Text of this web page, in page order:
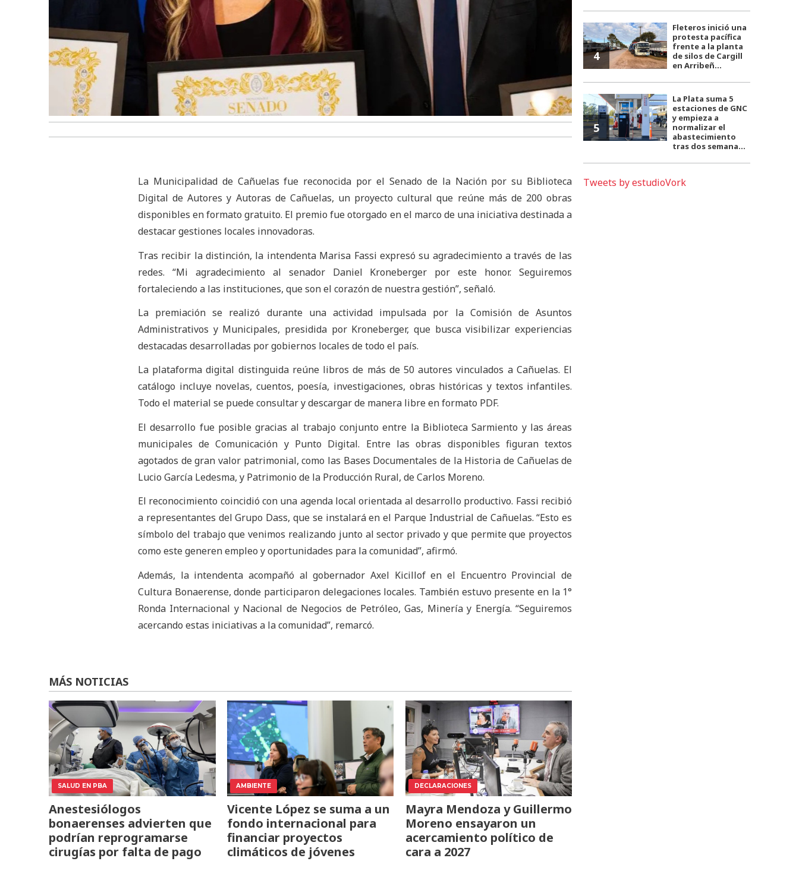
La Municipalidad de Cañuelas fue reconocida por el Senado de la Nación por su Biblioteca
Digital de Autores y Autoras de Cañuelas, un proyecto cultural que reúne más de 200 obras
disponibles en formato gratuito. El premio fue otorgado en el marco de una iniciativa destinada a
destacar gestiones locales innovadoras.
Tras recibir la distinción, la intendenta Marisa Fassi expresó su agradecimiento a través de las
redes. “Mi agradecimiento al senador Daniel Kroneberger por este honor. Seguiremos
fortaleciendo a las instituciones, que son el corazón de nuestra gestión”, señaló.
La premiación se realizó durante una actividad impulsada por la Comisión de Asuntos
Administrativos y Municipales, presidida por Kroneberger, que busca visibilizar experiencias
destacadas desarrolladas por gobiernos locales de todo el país.
La plataforma digital distinguida reúne libros de más de 50 autores vinculados a Cañuelas. El
catálogo incluye novelas, cuentos, poesía, investigaciones, obras históricas y textos infantiles.
Todo el material se puede consultar y descargar de manera libre en formato PDF.
El desarrollo fue posible gracias al trabajo conjunto entre la Biblioteca Sarmiento y las áreas
municipales de Comunicación y Punto Digital. Entre las obras disponibles figuran textos
agotados de gran valor patrimonial, como las Bases Documentales de la Historia de Cañuelas de
Lucio García Ledesma, y Patrimonio de la Producción Rural, de Carlos Moreno.
El reconocimiento coincidió con una agenda local orientada al desarrollo productivo. Fassi recibió
a representantes del Grupo Dass, que se instalará en el Parque Industrial de Cañuelas. “Esto es
símbolo del trabajo que venimos realizando junto al sector privado y que permite que proyectos
como este generen empleo y oportunidades para la comunidad”, afirmó.
Además, la intendenta acompañó al gobernador Axel Kicillof en el Encuentro Provincial de
Cultura Bonaerense, donde participaron delegaciones locales. También estuvo presente en la 1°
Ronda Internacional y Nacional de Negocios de Petróleo, Gas, Minería y Energía. “Seguiremos
acercando estas iniciativas a la comunidad”, remarcó.
MÁS NOTICIAS
SALUD EN PBA
Anestesiólogos
bonaerenses advierten que
podrían reprogramarse
cirugías por falta de pago
AMBIENTE
Vicente López se suma a un
fondo internacional para
financiar proyectos
climáticos de jóvenes
DECLARACIONES
Mayra Mendoza y Guillermo
Moreno ensayaron un
acercamiento político de
cara a 2027
4
Fleteros inició una
protesta pacífica
frente a la planta
de silos de Cargill
en Arribeñ...
5
La Plata suma 5
estaciones de GNC
y empieza a
normalizar el
abastecimiento
tras dos semana...
Tweets by estudioVork